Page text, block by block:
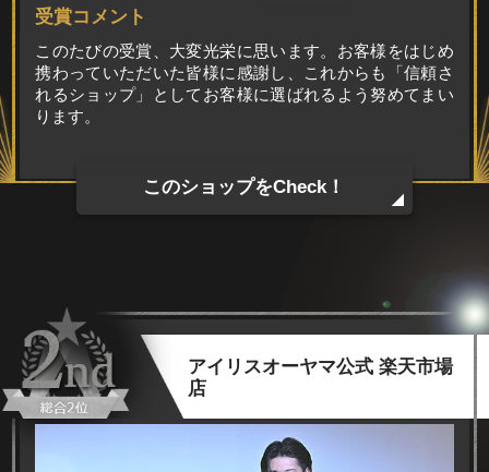
受賞コメント
このたびの受賞、大変光栄に思います。お客様をはじめ
携わっていただいた皆様に感謝し、これからも「信頼さ
れるショップ」としてお客様に選ばれるよう努めてまい
ります。
このショップをCheck！
アイリスオーヤマ公式 楽天市場
店